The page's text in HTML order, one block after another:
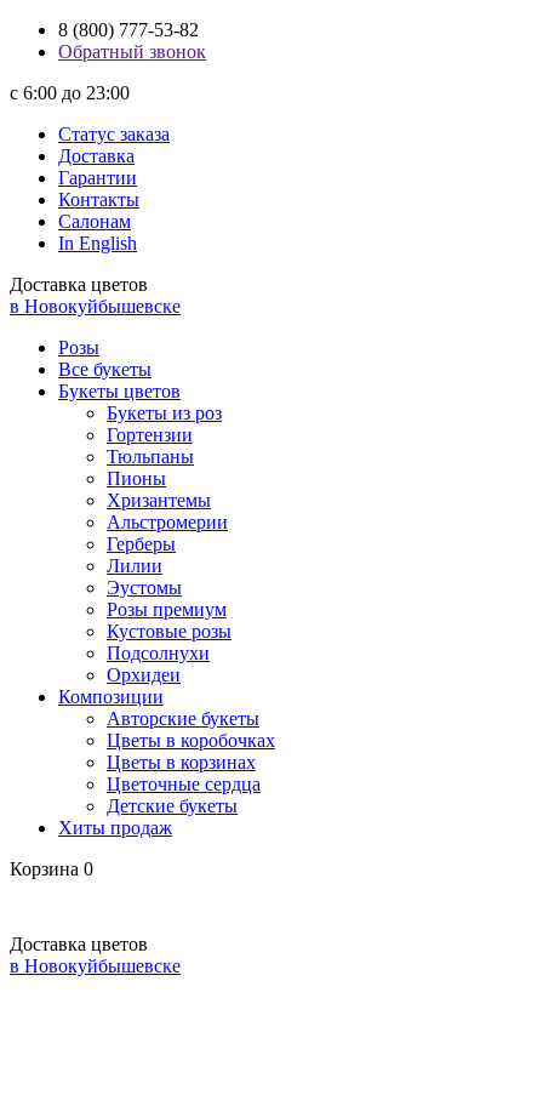
8 (800) 777-53-82
Обратный звонок
с 6:00 до 23:00
Статус заказа
Доставка
Гарантии
Контакты
Салонам
In English
Доставка цветов
в Новокуйбышевске
Розы
Все букеты
Букеты цветов
Букеты из роз
Гортензии
Тюльпаны
Пионы
Хризантемы
Альстромерии
Герберы
Лилии
Эустомы
Розы премиум
Кустовые розы
Подсолнухи
Орхидеи
Композиции
Авторские букеты
Цветы в коробочках
Цветы в корзинах
Цветочные сердца
Детские букеты
Хиты продаж
Корзина 0
Доставка цветов
в Новокуйбышевске